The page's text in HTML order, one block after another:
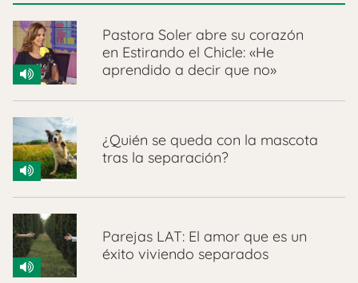
Pastora Soler abre su corazón
en Estirando el Chicle: «He
aprendido a decir que no»
¿Quién se queda con la mascota
tras la separación?
Parejas LAT: El amor que es un
éxito viviendo separados